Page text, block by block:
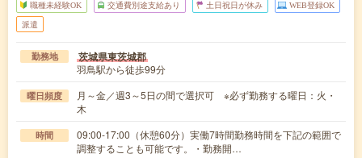
職種未経験OK 交通費別途支給あり 土日祝日が休み WEB登録OK
派遣
勤務地 茨城県東茨城郡
羽鳥駅から徒歩99分
曜日頻度
月～金／週3～5日の間で選択可 ※必ず勤務する曜日：火・
木
時間
09:00-17:00（休憩60分）実働7時間勤務時間を下記の範囲で
調整することも可能です。・勤務開…